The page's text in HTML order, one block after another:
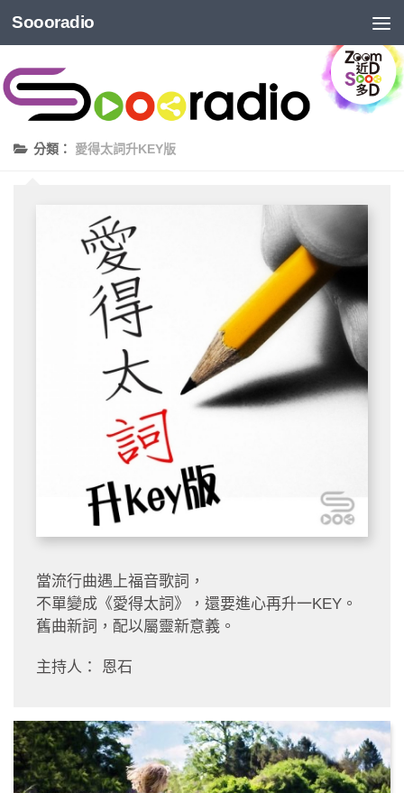
Soooradio
分類： 愛得太詞升KEY版
當流行曲遇上福音歌詞，
不單變成《愛得太詞》，還要進心再升一KEY。
舊曲新詞，配以屬靈新意義。
主持人： 恩石